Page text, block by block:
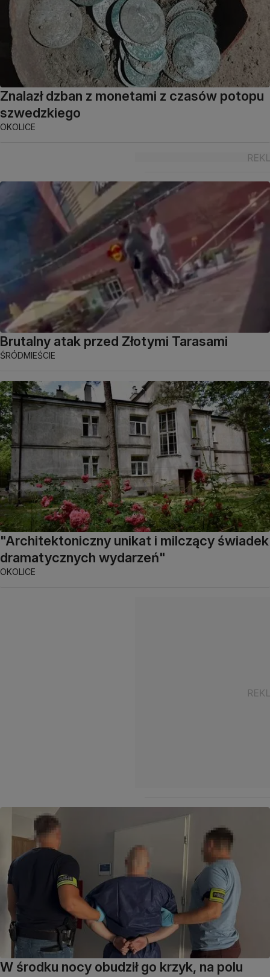
Znalazł dzban z monetami z czasów potopu
szwedzkiego
OKOLICE
Brutalny atak przed Złotymi Tarasami
ŚRÓDMIEŚCIE
"Architektoniczny unikat i milczący świadek
dramatycznych wydarzeń"
OKOLICE
W środku nocy obudził go krzyk, na polu